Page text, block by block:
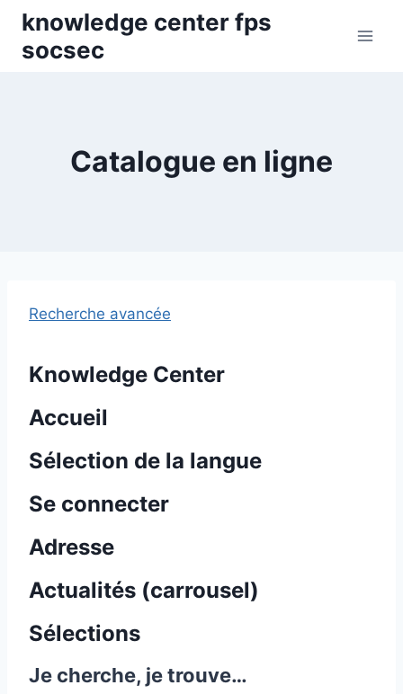
Skip
content
knowledge center fps
socsec
Catalogue en ligne
Recherche avancée
Knowledge Center
Accueil
Sélection de la langue
Se connecter
Adresse
Actualités (carrousel)
Sélections
Je cherche, je trouve…